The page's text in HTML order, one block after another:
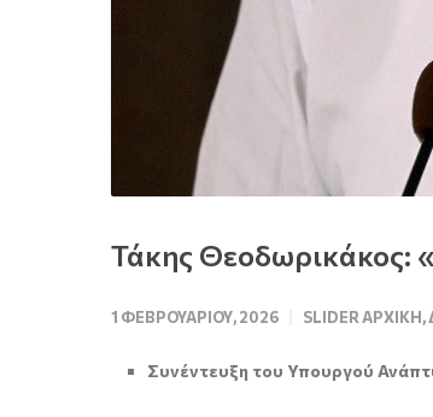
Τάκης Θεοδωρικάκος:
1 ΦΕΒΡΟΥΑΡΊΟΥ, 2026 SLIDER ΑΡΧΙΚΉ,
Συνέντευξη του Υπουργού